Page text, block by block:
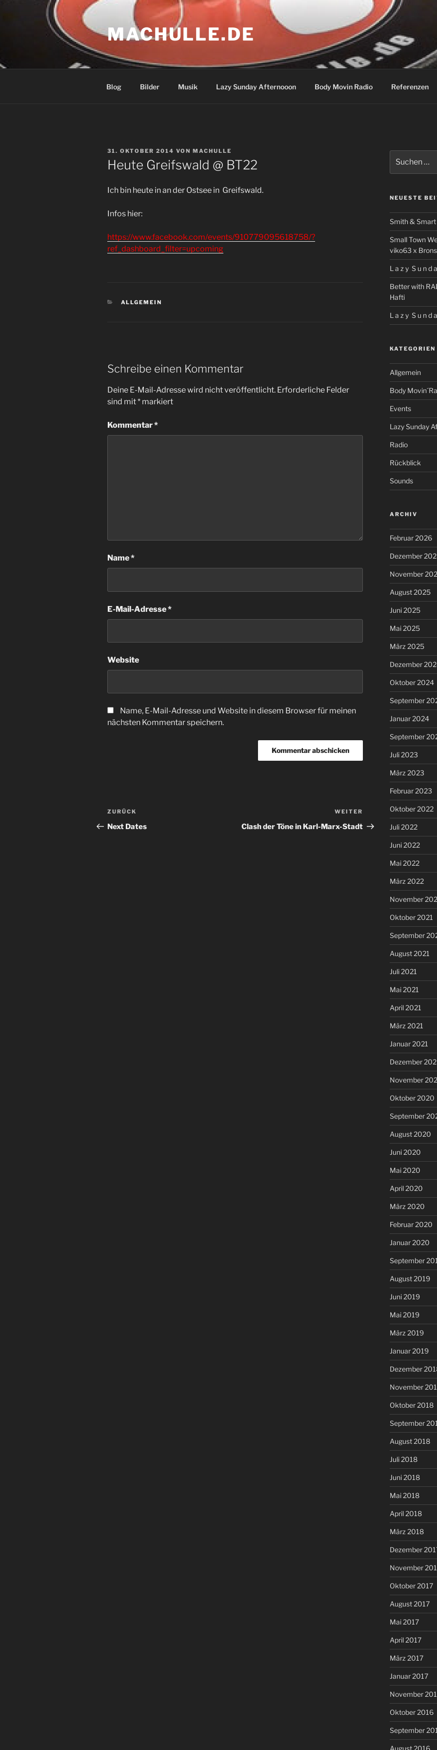
MACHULLE.DE
Blog Bilder Musik Lazy Sunday Afternooon Body Movin Radio Referenzen
VERÖFFENTLICHT
AM
31. OKTOBER 2014 VON MACHULLE
Heute Greifswald @ BT22
Ich bin heute in an der Ostsee in Greifswald.
Infos hier:
https://www.facebook.com/events/910779095618758/?
ref_dashboard_filter=upcoming
KATEGORIEN
ALLGEMEIN
Schreibe einen Kommentar
Deine E-Mail-Adresse wird nicht veröffentlicht. Erforderliche Felder
sind mit* markiert
Kommentar*
Name*
E-Mail-Adresse*
Website
Name, E-Mail-Adresse und Website in diesem Browser für meinen
nächsten Kommentar speichern.
Beitragsnavigation
Vorheriger
Beitrag
ZURÜCK
Next Dates
Nächster
Beitrag
WEITER
Clash der Töne in Karl-Marx-Stadt
nach:
NEUESTE
Smith & Smart
Small Town
viko63 x
L a z y S u n d
Better with
Hafti
L a z y S u n d
KATEGORIEN
Allgemein
Body
Events
Lazy Sunday
Radio
Rückblick
Sounds
ARCHIV
Februar 2026
Dezember
November
August 2025
Juni 2025
Mai 2025
März 2025
Dezember
Oktober 2024
September
Januar 2024
September
Juli 2023
März 2023
Februar 2023
Oktober 2022
Juli 2022
Juni 2022
Mai 2022
März 2022
November
Oktober 2021
September
August 2021
Juli 2021
Mai 2021
April 2021
März 2021
Januar 2021
Dezember
November
Oktober 2020
September
August 2020
Juni 2020
Mai 2020
April 2020
März 2020
Februar 2020
Januar 2020
September
August 2019
Juni 2019
Mai 2019
März 2019
Januar 2019
Dezember
November
Oktober 2018
September
August 2018
Juli 2018
Juni 2018
Mai 2018
April 2018
März 2018
Dezember
November
Oktober 2017
August 2017
Mai 2017
April 2017
März 2017
Januar 2017
November
Oktober 2016
September